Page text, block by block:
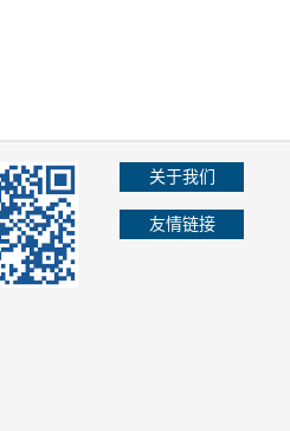
关于我们
友情链接